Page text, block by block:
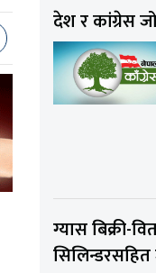
देश र कांग्रेस
ग्यास बिक्री-